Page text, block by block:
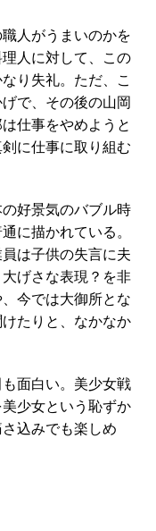
人がうまいのかを
人に対して、この
り失礼。ただ、こ
で、その後の山岡
仕事をやめようと
に仕事に取り組む
好景気のバブル時
に描かれている。
は子供の失言に夫
げさな表現？を非
今では大御所とな
たりと、なかなか
面白い。美少女戦
少女という恥ずか
込みでも楽しめ